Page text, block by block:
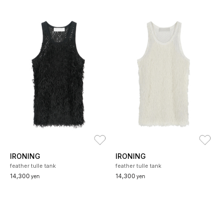
IRONING
feather tulle tank
14,300 yen
IRONING
feather tulle tank
14,300 yen